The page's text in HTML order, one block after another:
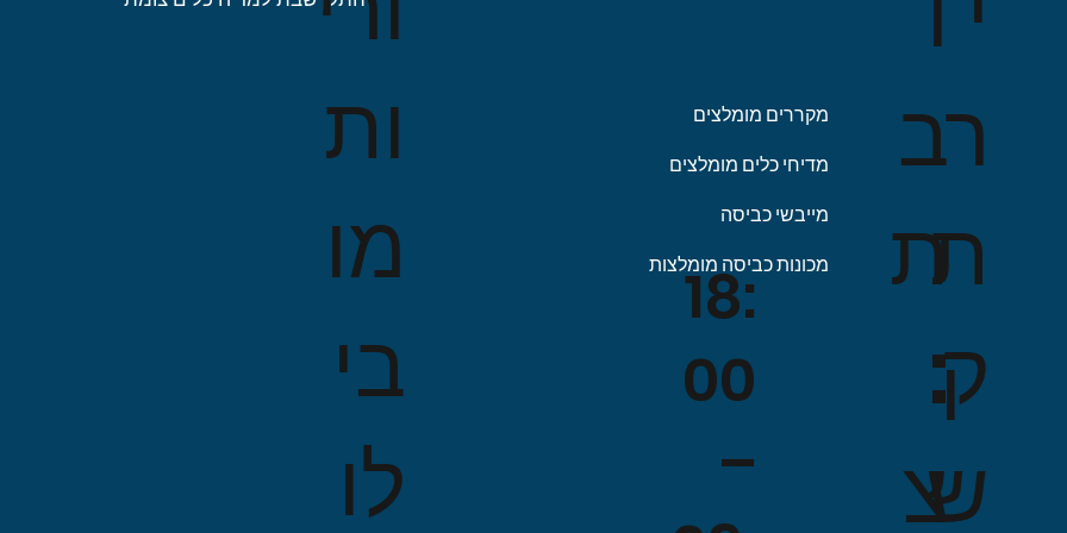
ות
מו
בי
לו
מקררים מומלצים
מדיחי כלים מומלצים
מייבשי כביסה
מכונות כביסה מומלצות
18:
00
–
ב
ת
:
צ
ר
ת
ק
ש